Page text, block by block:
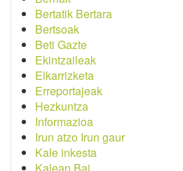
Bertatik Bertara
Bertsoak
Beti Gazte
Ekintzaileak
Elkarrizketa
Erreportajeak
Hezkuntza
Informazioa
Irun atzo Irun gaur
Kale inkesta